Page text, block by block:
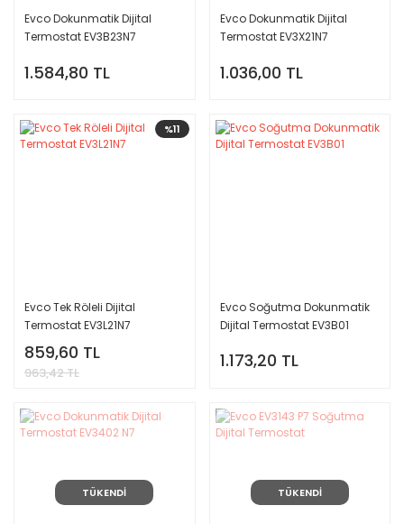
Evco Dokunmatik Dijital
Termostat EV3B23N7
1.584,80 TL
Evco Dokunmatik Dijital
Termostat EV3X21N7
1.036,00 TL
%11
Evco Tek Röleli Dijital
Termostat EV3L21N7
859,60 TL
963,42 TL
Evco Soğutma Dokunmatik
Dijital Termostat EV3B01
1.173,20 TL
TÜKENDİ TÜKENDİ